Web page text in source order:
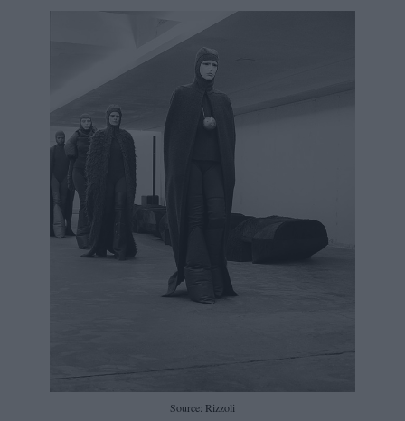
Source: Rizzoli